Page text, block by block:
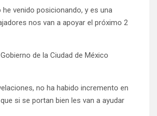
venido posicionando, y es una
nos van a apoyar el próximo 2
de la Ciudad de México
no ha habido incremento en
si se portan bien les van a ayudar